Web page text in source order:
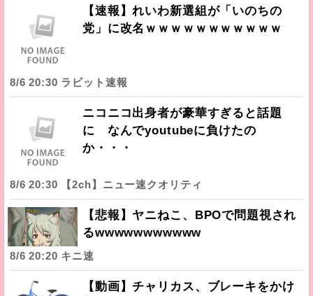
【速報】れいわ新選組が「いのちの
党」に改名ｗｗｗｗｗｗｗｗｗｗｗ
8/6 20:30 ラビット速報
ニコニコ出身者が豪華すぎると話題
に なんでyoutubeに負けたの
か・・・
8/6 20:30 【2ch】ニュー速クオリティ
【悲報】ヤニねこ、BPOで問題視され
るwwwwwwwwwww
8/6 20:20 キニ速
【動画】チャリカス、ブレーキをかけ